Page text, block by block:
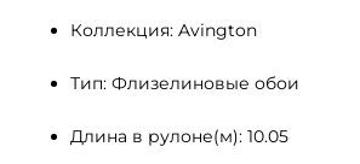
Коллекция: Avington
Тип: Флизелиновые обои
Длина в рулоне(м): 10.05